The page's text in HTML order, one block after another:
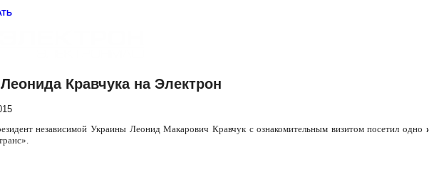
Кравчука на Электрон
независимой Украины Леонид Макарович Кравчук с ознакомительным визитом посетил